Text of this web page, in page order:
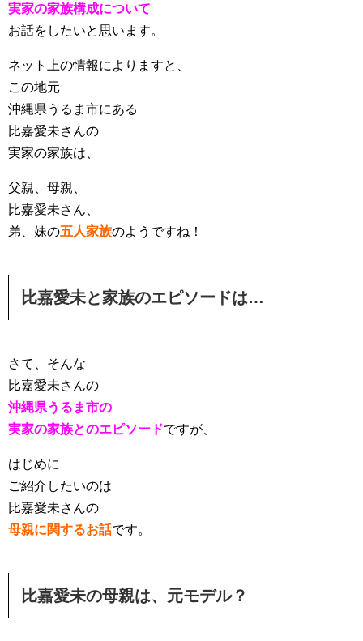
実家の家族構成について
お話をしたいと思います。
ネット上の情報によりますと、
この地元
沖縄県うるま市にある
比嘉愛未さんの
実家の家族は、
父親、母親、
比嘉愛未さん、
弟、妹の五人家族のようですね！
比嘉愛未と家族のエピソードは…
さて、そんな
比嘉愛未さんの
沖縄県うるま市の
実家の家族とのエピソードですが、
はじめに
ご紹介したいのは
比嘉愛未さんの
母親に関するお話です。
比嘉愛未の母親は、元モデル？